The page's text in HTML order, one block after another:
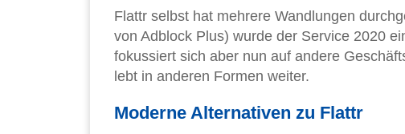
Flattr selbst hat mehrere Wandlungen
von Adblock Plus) wurde der Service 2020
fokussiert sich aber nun auf andere
lebt in anderen Formen weiter.
Moderne Alternativen zu Flattr